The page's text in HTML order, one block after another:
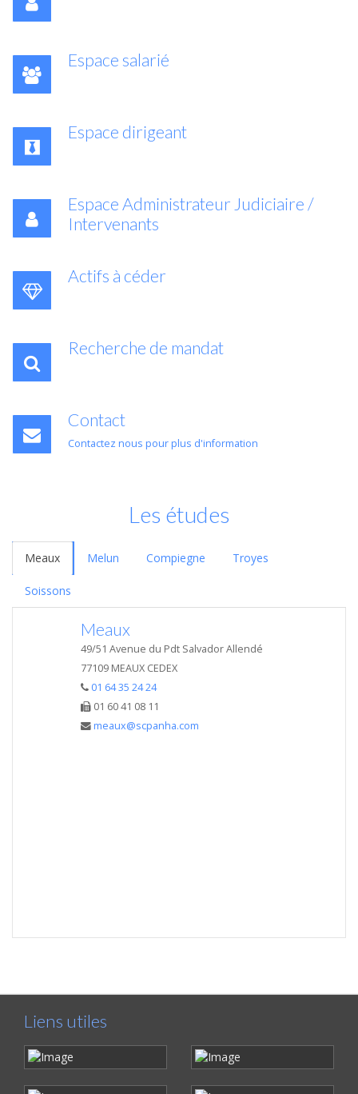
Espace salarié
Espace dirigeant
Espace Administrateur Judiciaire /
Intervenants
Actifs à céder
Recherche de mandat
Contact
Contactez nous pour plus d'information
Les études
Meaux Melun Compiegne Troyes
Soissons
Meaux
49/51 Avenue du Pdt Salvador Allendé
77109 MEAUX CEDEX
01 64 35 24 24
01 60 41 08 11
meaux@scpanha.com
Liens utiles